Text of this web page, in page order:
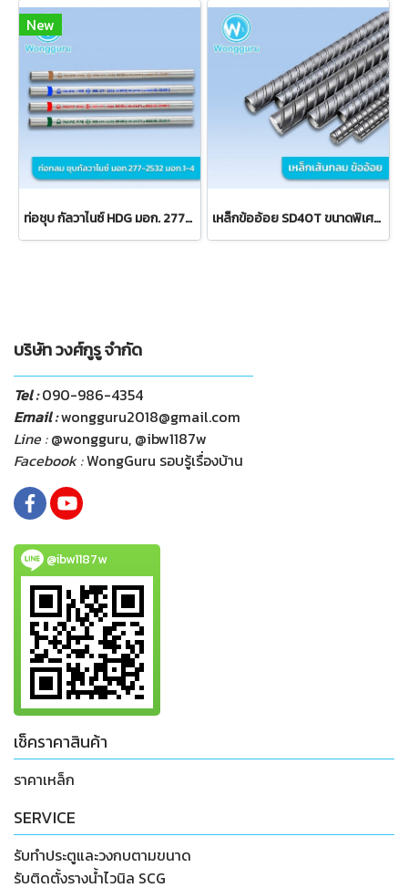
New
ท่อชุบ กัลวาไนซ์ HDG มอก. 277-2532 มอก.3 เหล็กข้ออ้อย SD40T ขนาดพิเศษ 10 มม.
บริษัท วงศ์กูรู จำกัด
Tel :090-986-4354
Email :wongguru2018@gmail.com
Line :@wongguru, @ibw1187w
Facebook :WongGuru รอบรู้เรื่องบ้าน
@ibw1187w
เช็คราคาสินค้า
ราคาเหล็ก
SERVICE
รับทำประตูและวงกบตามขนาด
รับติดตั้งรางน้ำไวนิล SCG